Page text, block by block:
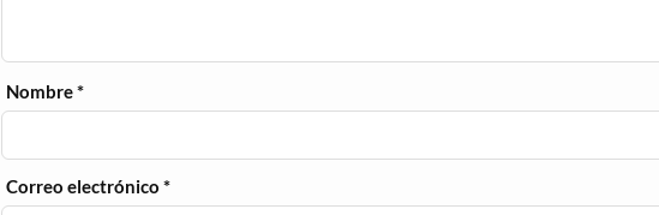
Nombre*
Correo electrónico*